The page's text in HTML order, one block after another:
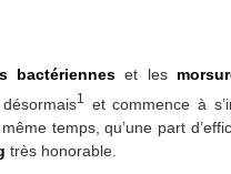
bactérienneset les
désormais1
et commence à
temps, qu’une part
très honorable.